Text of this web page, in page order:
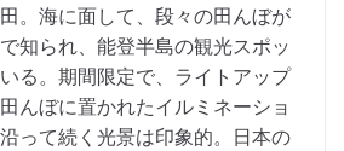
。海に面して、段々の田んぼが
知られ、能登半島の観光スポッ
る。期間限定で、ライトアップ
んぼに置かれたイルミネーショ
って続く光景は印象的。日本の